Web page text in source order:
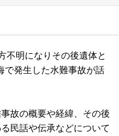
不明になりその後遺体と
で発生した水難事故が話
故の概要や経緯、 その後
民話や伝承などについて